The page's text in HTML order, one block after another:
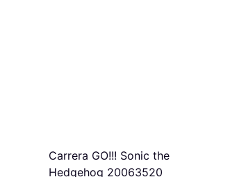
Carrera GO!!! Sonic the
Hedgehog 20063520